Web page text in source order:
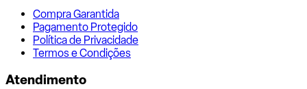
Compra Garantida
Pagamento Protegido
Política de Privacidade
Termos e Condições
Atendimento